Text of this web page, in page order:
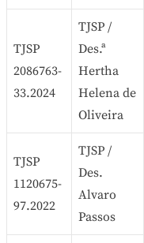
TJSP
2086763-
33.2024
TJSP /
Des.ª
Hertha
Helena de
Oliveira
TJSP
1120675-
97.2022
TJSP /
Des.
Alvaro
Passos